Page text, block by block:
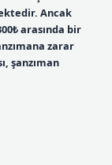
Ancak
arasında bir
zarar
şanzıman